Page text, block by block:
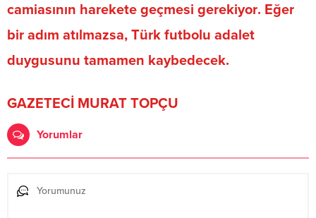
camiasının harekete geçmesi gerekiyor. Eğer
bir adım atılmazsa, Türk futbolu adalet
duygusunu tamamen kaybedecek.
GAZETECİ MURAT TOPÇU
Yorumlar